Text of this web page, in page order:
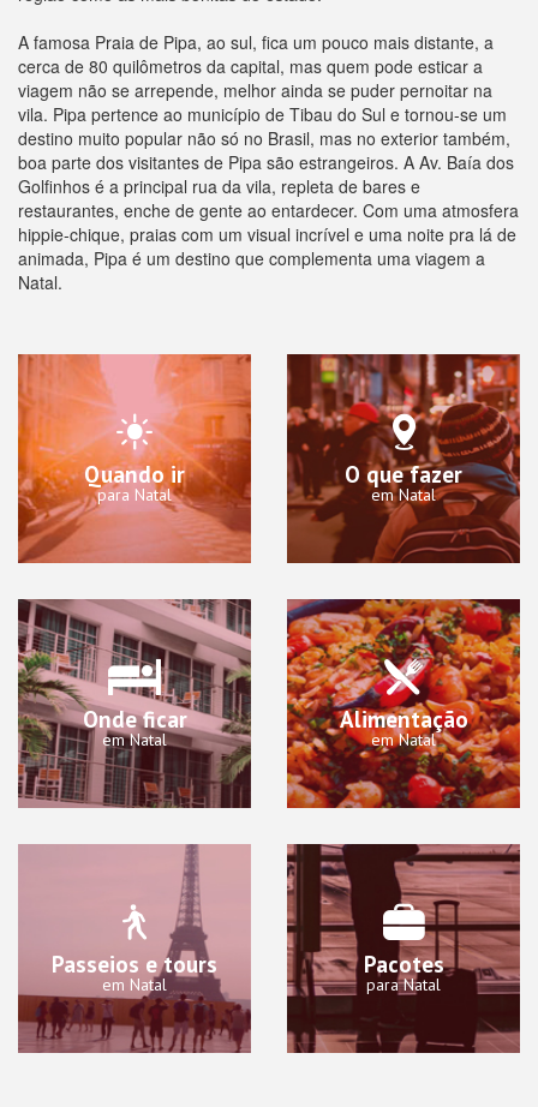
A famosa Praia de Pipa, ao sul, fica um pouco mais distante, a
cerca de 80 quilômetros da capital, mas quem pode esticar a
viagem não se arrepende, melhor ainda se puder pernoitar na
vila. Pipa pertence ao município de Tibau do Sul e tornou-se um
destino muito popular não só no Brasil, mas no exterior também,
boa parte dos visitantes de Pipa são estrangeiros. A Av. Baía dos
Golfinhos é a principal rua da vila, repleta de bares e
restaurantes, enche de gente ao entardecer. Com uma atmosfera
hippie-chique, praias com um visual incrível e uma noite pra lá de
animada, Pipa é um destino que complementa uma viagem a
Natal.
Quando ir
para Natal
O que fazer
em Natal
Onde ficar
em Natal
Alimentação
em Natal
Passeios e tours
em Natal
Pacotes
para Natal